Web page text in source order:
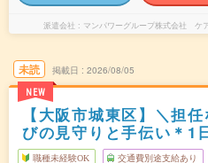
派遣会社 マンパワーグループ株式会社 ケ
未読
NEW
掲載日 2026/08/05
【大阪市城東区】＼担
びの見守りと手伝い＊1
職種未経験OK 交通費別途支給あり